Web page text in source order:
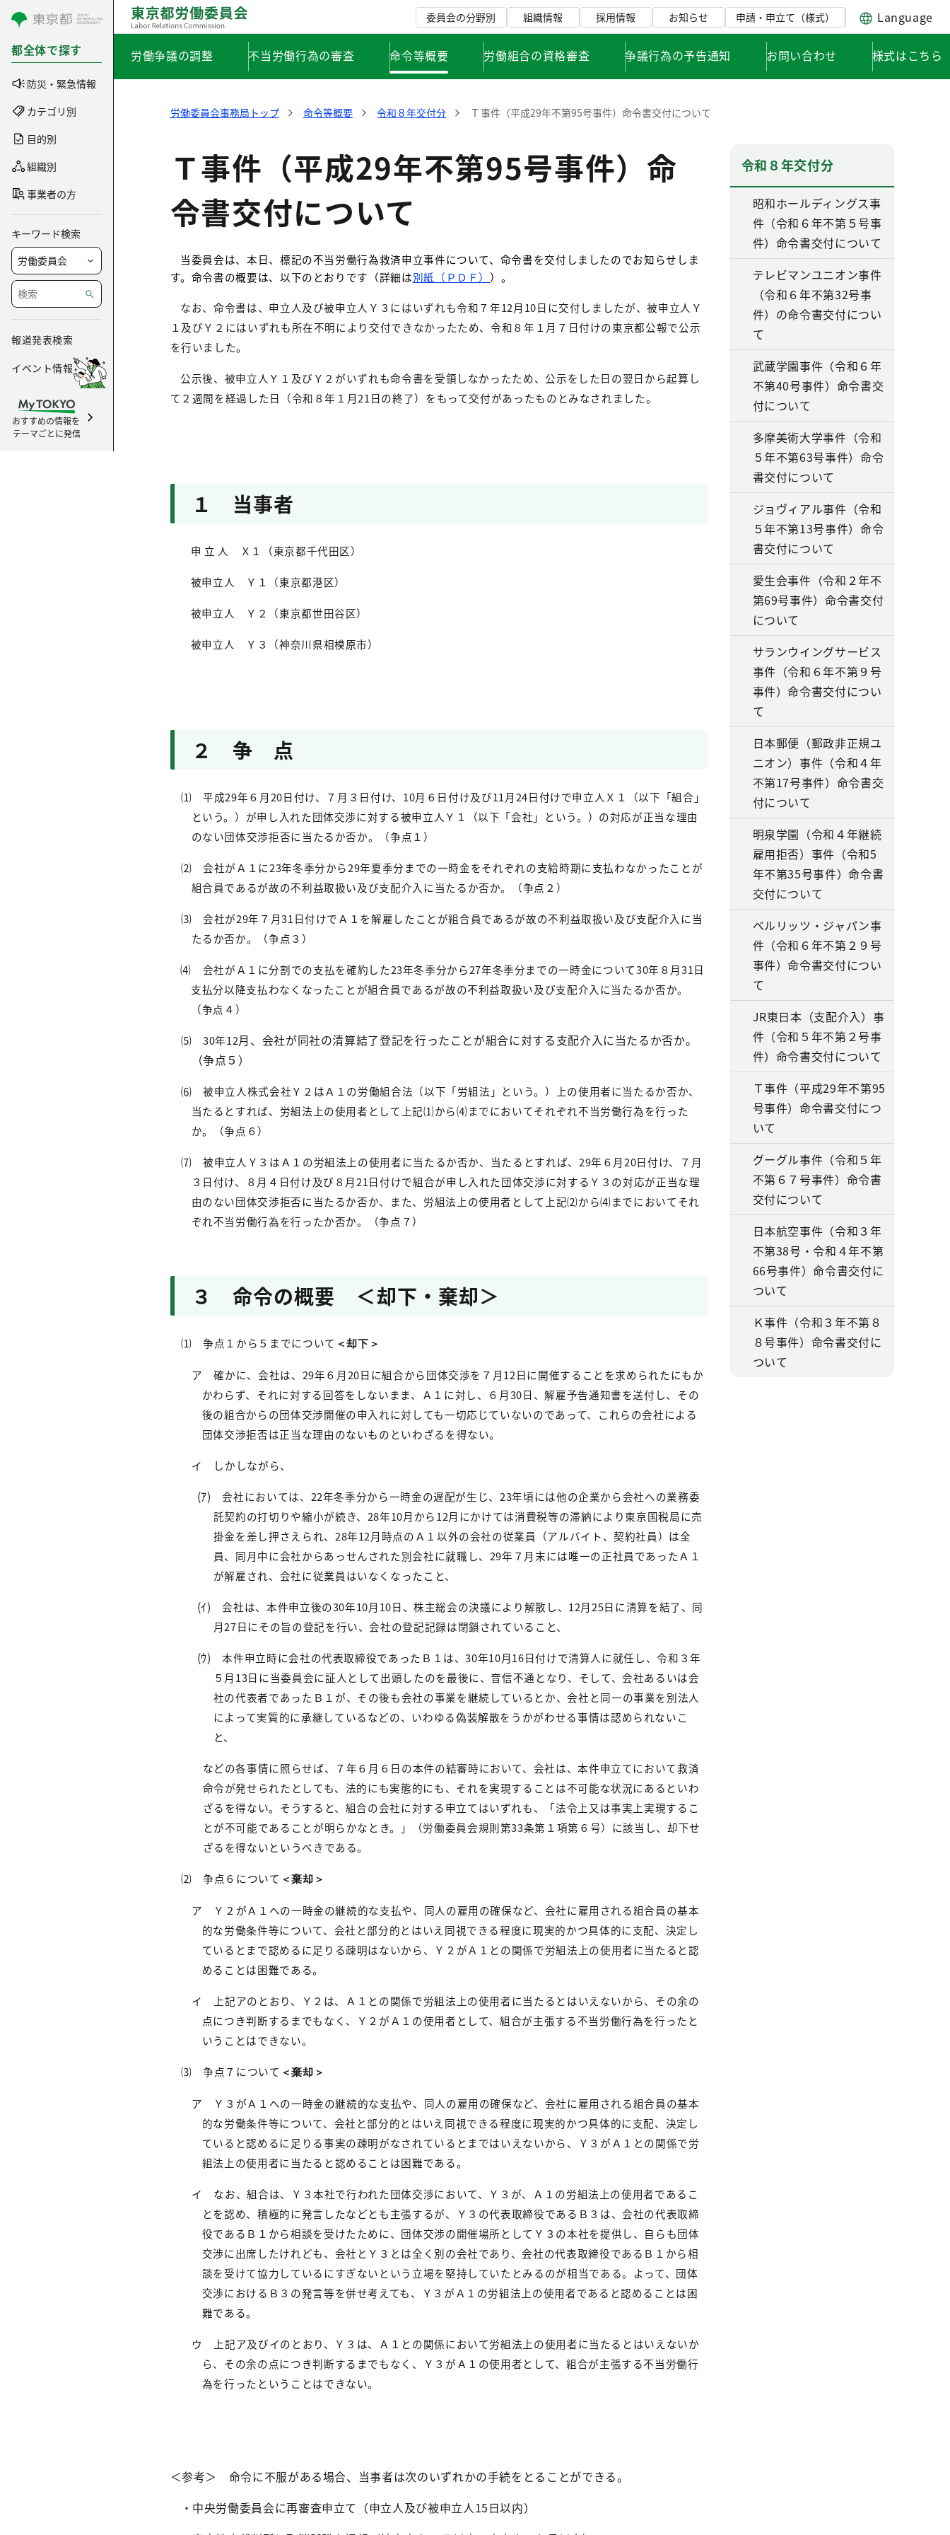
コンテンツにスキップ
都全体で探す
防災・緊急情報
カテゴリ別
目的別
組織別
事業者の方
キーワード検索
報道発表検索
イベント情報
おすすめの情報を
テーマごとに発信
委員会の分野別 組織情報 採用情報 お知らせ 申請・申立て（様式） Language
労働争議の調整 不当労働行為の審査 命令等概要 労働組合の資格審査 争議行為の予告通知 お問い合わせ 様式はこちら
労働委員会事務局トップ 命令等概要 令和８年交付分 Ｔ事件（平成29年不第95号事件）命令書交付について
Ｔ事件（平成29年不第95号事件）命
令書交付について
当委員会は、本日、標記の不当労働行為救済申立事件について、命令書を交付しましたのでお知らせしま
す。命令書の概要は、以下のとおりです（詳細は別紙（ＰＤＦ））。
なお、命令書は、申立人及び被申立人Ｙ３にはいずれも令和７年12月 10日に交付しましたが、被申立人Ｙ
１及びＹ２にはいずれも所在不明により交付できなかったため、令和８年１月７日付けの東京都公報で公示
を行いました。
公示後、被申立人Ｙ１及びＹ２がいずれも命令書を受領しなかったため、公示をした日の翌日から起算し
て２週間を経過した日（令和８年１月21日の終了）をもって交付があったものとみなされました。
１ 当事者
申 立 人 Ｘ１（東京都千代田区）
被申立人 Ｙ１（東京都港区）
被申立人 Ｙ２ （東京都世田谷区）
被申立人 Ｙ３（神奈川県相模原市）
２ 争 点
⑴平成29年６月20日付け、７月３日付け、 10月６日付け及び11月24日付けで申立人Ｘ１（以下「組合」
という。）が申し入れた団体交渉に対する被申立人Ｙ１（以下「会社」という。）の対応が正当な理由
のない団体交渉拒否に当たるか否か。（争点１）
⑵会社がＡ１に23年冬季分から29年夏季分までの一時金をそれぞれの支給時期に支払わなかったことが
組合員であるが故の不利益取扱い及び支配介入に当たるか否か。（争点２）
⑶会社が29年７月31日付けでＡ１を解雇したこと が組合員であるが故の不利益取扱い及び支配介入に当
たるか否か。（争点３）
⑷ 会社がＡ１に分割での支払を確約した23年冬季分から27年冬季分までの一時金について30年８月31日
支払分以降支払わなくなったことが組合員であるが故の不利益取扱い及び支配介入に当たるか否か。
（争点４）
⑸30年12月、会社が同社の清算結了登記を行ったことが組合に対する支配介入に当たるか否か。
（争点５）
⑹ 被申立人株式会社Ｙ２はＡ１の労働組合法（以下「労組法」という。）上の使用者に当たるか否か、
当たるとすれば、労組法上の使用者として上記⑴から⑷までにおいてそれぞれ不当労働行為を行った
か。（争点６）
⑺ 被申立人Ｙ３ はＡ１の労組法上の使用者に当たるか否か、当たるとすれば、 29年６月20日付け、７月
３日付け、８月４日付け及び８月21日付けで組合が申し入れた団体交渉に対するＹ３の対応が正当な理
由のない団体交渉拒否に当たるか否か、また、労組法上の使用者として上記⑵から⑷までにおいてそれ
ぞれ不当労働行為を行ったか否か。（争点７）
３ 命令の概要 ＜却下・棄却＞
⑴ 争点１から５までについて ＜却下＞
ア 確かに、会社は、 29年６月20日に組合から団体交渉を７月12日に開催することを求められたにもか
かわらず、それに対する回答をしないまま、Ａ１に対し、６月30日、解雇予告通知書を送付し、その
後の組合からの団体交渉開催の申入れに対しても一切応じていないのであって、これらの会社による
団体交渉拒否は正当な理由のないものといわざるを得ない。
イ しかしながら、
(ｱ) 会社においては、 22年冬季分から一時金の遅配が生じ、23年頃には他の企業から会社への業務委
託契約の打切りや縮小が続き、 28年10月から12月にかけては消費税等の滞納により東京国税局に売
掛金を差し押さえられ、 28年12月時点のＡ１以外の会社の従業員（アルバイト、契約社員）は全
員、同月中に会社からあっせんされた別会社に就職し、 29年７月末には唯一の正社員であったＡ１
が解雇され、会社に従業員はいなくなったこと、
(ｲ) 会社は、本件申立後の30年10月 10日、株主総会の決議により解散し、 12月25日に清算を結了、同
月27日にその旨の登記を行い、会社の登記記録は閉鎖されていること、
(ｳ) 本件申立時に会社の代表取締役であったＢ１は、30年10月16日付けで清算人に就任し、令和３年
５月 13日に当委員会に証人として出頭したのを最後に、音信不通となり、そして、会社あるいは会
社の代表者であったＢ１が、その後も会社の事業を継続しているとか、会社と同一の事業を別法人
によって実質的に承継しているなどの、いわゆる偽装解散をうかがわせる事情は認められないこ
と、
などの各事情に照らせば、７年６月６日の本件の結審時において、会社は、本件申立てにおいて救済
命令が発せられたとしても、法的にも実態的にも、それを実現することは不可能な状況にあるといわ
ざるを得ない。そうすると、組合の会社に対する申立てはいずれも、「法令上又は事実上実現するこ
とが不可能であることが明らかなとき。」（労働委員会規則第33条第１項第６号）に該当し、却下せ
ざるを得ないというべきである。
⑵ 争点６について ＜棄却＞
ア Ｙ２がＡ１への一時金の継続的な支払や、同人の雇用の確保など、会社に雇用される組合員の基本
的な労働条件等について、会社と部分的とはいえ同視できる程度に現実的かつ具体的に支配、決定し
ているとまで認めるに足りる疎明はないから、Ｙ２がＡ１との関係で労組法上の使用者に当たると認
めることは困難である。
イ 上記アのとおり、Ｙ２は、Ａ１との関係で労組法上の使用者に当たるとはいえないから、その余の
点につき判断するまでもなく、Ｙ２がＡ１の使用者として、組合が主張する不当労働行為を行ったと
いうことはできない。
⑶ 争点７について ＜棄却＞
ア Ｙ３がＡ１への一時金の継続的な支払や、同人の雇用の確保など、会社に雇用される組合員の基本
的な労働条件等について、会社と部分的とはいえ同視できる程度に現実的かつ具体的に支配、決定し
ていると認めるに足りる事実の疎明がなされているとまではいえないから、Ｙ３がＡ１との関係で労
組法上の使用者に当たると認めることは困難である。
イ なお、組合は、Ｙ３本社で行われた団体交渉において、Ｙ３が、Ａ１の労組法上の使用者であるこ
とを認め、積極的に発言したなどとも主張するが、Ｙ３の代表取締役であるＢ３は、会社の代表取締
役であるＢ１から相談を受けたために、団体交渉の開催場所としてＹ３の本社を提供し、自らも団体
交渉に出席したけれども、会社とＹ３とは全く別の会社であり、会社の代表取締役であるＢ１から相
談を受けて協力しているにすぎないという立場を堅持していたとみるのが相当である。よって、団体
交渉におけるＢ３の発言等を併せ考えても、Ｙ３がＡ１の労組法上の使用者であると認めることは困
難である。
ウ 上記ア及びイのとおり、Ｙ３は、Ａ１との関係において労組法上の使用者に当たるとはいえないか
ら、その余の点につき判断するまでもなく、Ｙ３がＡ１の使用者として、組合が主張する不当労働行
為を行ったということはできない。
＜参考＞ 命令に不服がある場合、当事者は次のいずれかの手続をとることができる。
・中央労働委員会に再審査申立て（申立人及び被申立人15日以内）
令和８年交付分
昭和ホールディングス事
件（令和６年不第５号事
件）命令書交付について
テレビマンユニオン事件
（令和６年不第32号事
件）の命令書交付につい
て
武蔵学園事件（令和６年
不第40号事件）命令書交
付について
多摩美術大学事件（令和
５年不第63号事件）命令
書交付について
ジョヴィアル事件（令和
５年不第13号事件）命令
書交付について
愛生会事件（令和２年不
第69号事件）命令書交付
について
サランウイングサービス
事件（令和６年不第９号
事件）命令書交付につい
て
日本郵便（郵政非正規ユ
ニオン）事件（令和４年
不第17号事件）命令書交
付について
明泉学園（令和４年継続
雇用拒否）事件（令和5
年不第35号事件）命令書
交付について
ベルリッツ・ジャパン事
件（令和６年不第２９号
事件）命令書交付につい
て
JR東日本（支配介入）事
件（令和５年不第２号事
件）命令書交付について
Ｔ事件（平成29年不第95
号事件）命令書交付につ
いて
グーグル事件（令和５年
不第６７号事件）命令書
交付について
日本航空事件（令和３年
不第38号・令和４年不第
66号事件）命令書交付に
ついて
Ｋ事件（令和３年不第８
８号事件）命令書交付に
ついて